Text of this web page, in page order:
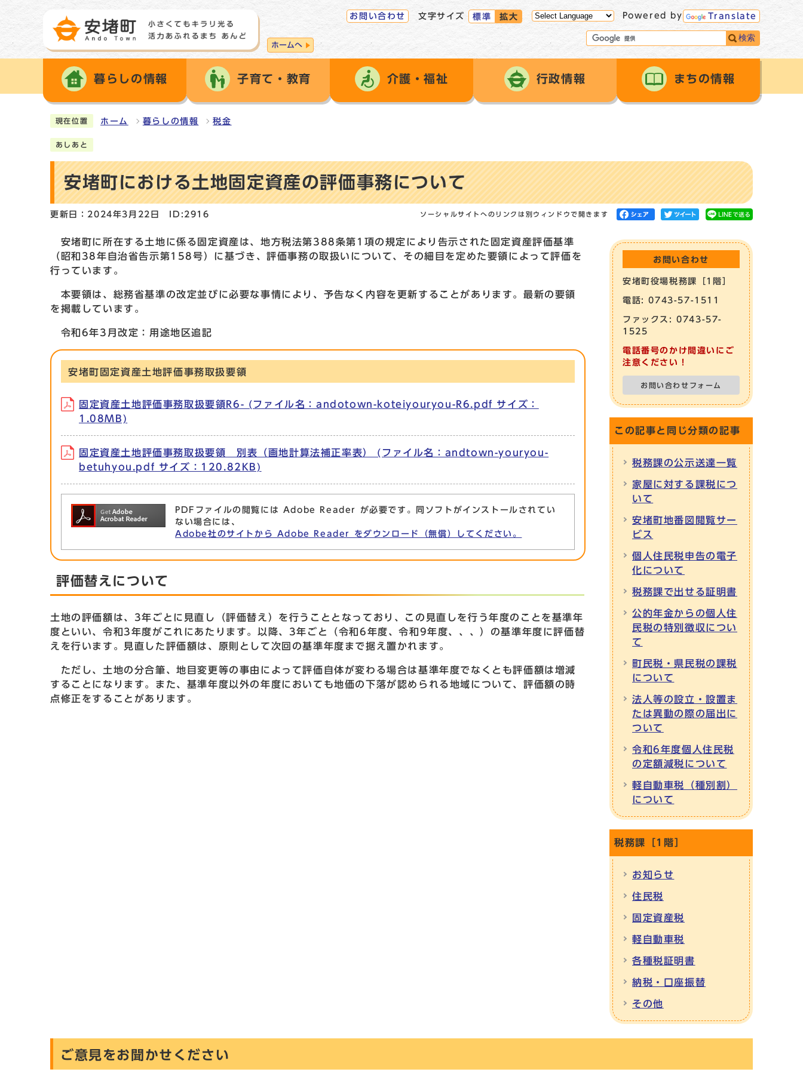
ホームへ
お問い合わせ 文字サイズ 標準 拡大 Powered by Translate
検索
暮らしの情報 子育て・教育 介護・福祉 行政情報 まちの情報
現在位置 ホーム 暮らしの情報 税金
あしあと
安堵町における土地固定資産の評価事務について
更新日：2024年3月22日 ID:2916 ソーシャルサイトへのリンクは別ウィンドウで開きます
安堵町に所在する土地に係る固定資産は、地方税法第388条第1項の規定により告示された固定資産評価基準
（昭和38年自治省告示第158号）に基づき、評価事務の取扱いについて、その細目を定めた要領によって評価を
行っています。
本要領は、総務省基準の改定並びに必要な事情により、予告なく内容を更新することがあります。最新の要領
を掲載しています。
令和6年3月改定：用途地区追記
安堵町固定資産土地評価事務取扱要領
固定資産土地評価事務取扱要領R6- (ファイル名：andotown-koteiyouryou-R6.pdf サイズ：
1.08MB)
固定資産土地評価事務取扱要領 別表（画地計算法補正率表） (ファイル名：andtown-youryou-
betuhyou.pdf サイズ：120.82KB)
PDFファイルの閲覧には Adobe Reader が必要です。同ソフトがインストールされてい
ない場合には、
Adobe社のサイトから Adobe Reader をダウンロード（無償）してください。
評価替えについて
土地の評価額は、3年ごとに見直し（評価替え）を行うこととなっており、この見直しを行う年度のことを基準年
度といい、令和3年度がこれにあたります。以降、3年ごと（令和6年度、令和9年度、、、）の基準年度に評価替
えを行います。見直した評価額は、原則として次回の基準年度まで据え置かれます。
ただし、土地の分合筆、地目変更等の事由によって評価自体が変わる場合は基準年度でなくとも評価額は増減
することになります。また、基準年度以外の年度においても地価の下落が認められる地域について、評価額の時
点修正をすることがあります。
お問い合わせ
安堵町役場税務課［1階］
電話: 0743-57-1511
ファックス: 0743-57-
1525
電話番号のかけ間違いにご
注意ください！
お問い合わせフォーム
この記事と同じ分類の記事
税務課の公示送達一覧
家屋に対する課税につ
いて
安堵町地番図閲覧サー
ビス
個人住民税申告の電子
化について
税務課で出せる証明書
公的年金からの個人住
民税の特別徴収につい
て
町民税・県民税の課税
について
法人等の設立・設置ま
たは異動の際の届出に
ついて
令和6年度個人住民税
の定額減税について
軽自動車税（種別割）
について
税務課［1階］
お知らせ
住民税
固定資産税
軽自動車税
各種税証明書
納税・口座振替
その他
ご意見をお聞かせください